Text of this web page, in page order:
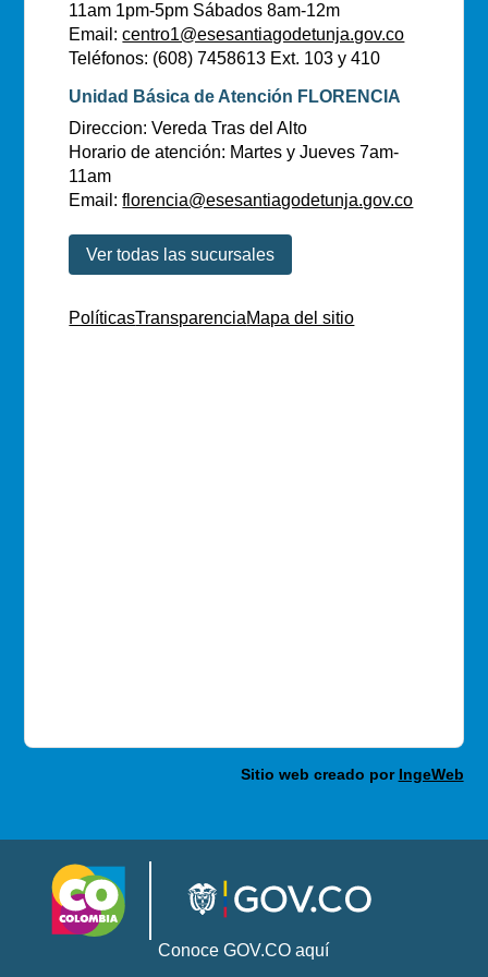
11am 1pm-5pm Sábados 8am-12m
Email:centro1@esesantiagodetunja.gov.co
Teléfonos: (608) 7458613 Ext. 103 y 410
Unidad Básica de Atención FLORENCIA
Direccion: Vereda Tras del Alto
Horario de atención: Martes y Jueves 7am-
11am
Email:florencia@esesantiagodetunja.gov.co
Ver todas las sucursales
PolíticasTransparenciaMapa del sitio
Sitio web creado por IngeWeb
Conoce GOV.CO aquí